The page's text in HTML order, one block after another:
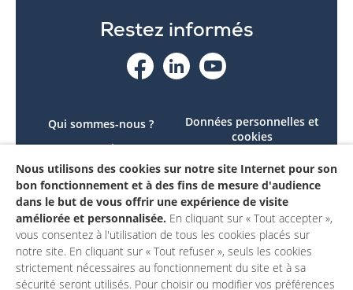
Restez informés
Qui sommes-nous ?
Le projet
Contactez-nous
Mon compte
Données personnelles et
cookies
conforme
Mentions légales
Nous utilisons des cookies sur notre site Internet pour son
bon fonctionnement et à des fins de mesure d'audience
dans le but de vous offrir une expérience de visite
améliorée et personnalisée. En cliquant sur « Tout accepter »,
vous consentez à l'utilisation de tous les cookies placés sur
notre site. En cliquant sur « Tout refuser », seuls les cookies
strictement nécessaires au fonctionnement du site et à sa
sécurité seront utilisés. Pour choisir ou modifier vos préférences